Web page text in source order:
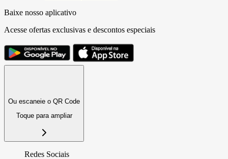
Baixe nosso aplicativo
Acesse ofertas exclusivas e descontos especiais
Ou escaneie o QR Code
Toque para ampliar
Redes Sociais